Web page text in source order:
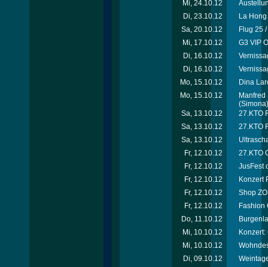
Mi, 24.10.12
Di, 23.10.12
La
Sa, 20.10.12
Flug 25
Mi, 17.10.12
G3 VIP
Di, 16.10.12
Di, 16.10.12
Mo, 15.10.12
Dina
Mo, 15.10.12
(Simona)
Sa, 13.10.12
27.KTO
Sa, 13.10.12
27.KTO
Sa, 13.10.12
Fr, 12.10.12
27.KTO
Fr, 12.10.12
JusFest
Fr, 12.10.12
Konzert
Fr, 12.10.12
Shop
Fr, 12.10.12
Fashion
Do, 11.10.12
Mi, 10.10.12
Mi, 10.10.12
Di, 09.10.12